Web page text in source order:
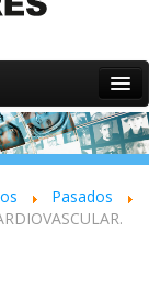
Pasados